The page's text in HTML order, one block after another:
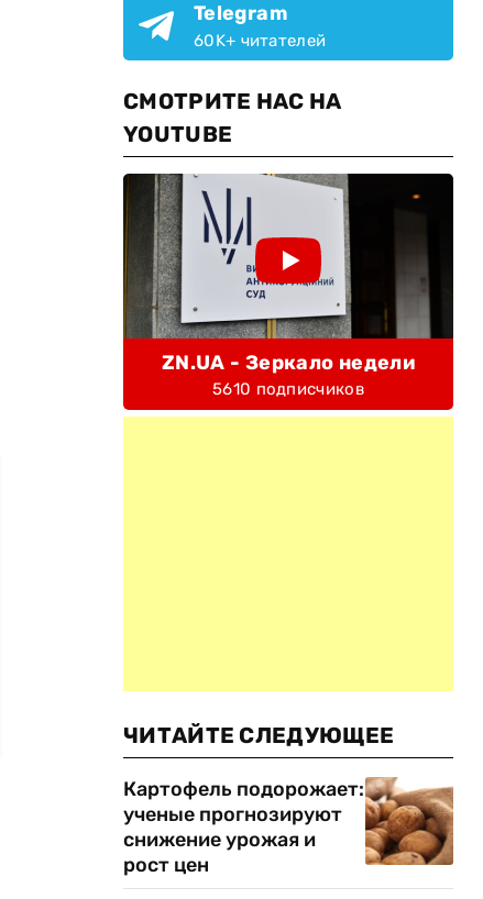
Telegram
60K+ читателей
СМОТРИТЕ НАС НА
YOUTUBE
ZN.UA - Зеркало недели
5610 подписчиков
ЧИТАЙТЕ СЛЕДУЮЩЕЕ
Картофель подорожает:
ученые прогнозируют
снижение урожая и
рост цен